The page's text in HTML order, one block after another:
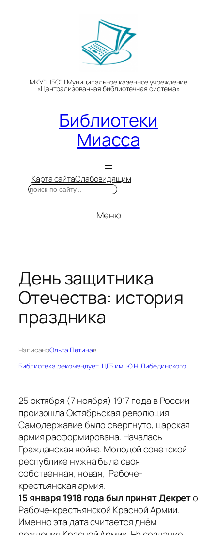
МКУ "ЦБС" | Муниципальное казенное учреждение
«Централизованная библиотечная система»
Библиотеки
Миасса
Карта сайтаСлабовидящим
Поиск
Меню
День защитника
Отечества: история
праздника
НаписаноОльга Петинав
Библиотека рекомендует, ЦГБ им. Ю.Н. Либединского
25 октября (7 ноября) 1917 года в России
произошла Октябрьская революция.
Самодержавие было свергнуто, царская
армия расформирована. Началась
Гражданская война. Молодой советской
республике нужна была своя
собственная, новая, Рабоче-
крестьянская армия.
15 января 1918 года был принят Декрето
Рабоче-крестьянской Красной Армии.
Именно эта дата считается днём